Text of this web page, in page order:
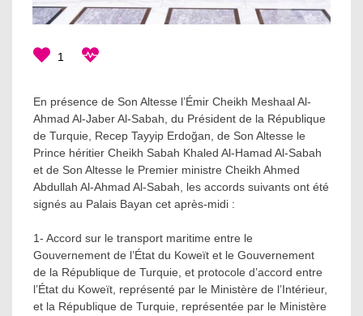
1
En présence de Son Altesse l’Émir Cheikh Meshaal Al-
Ahmad Al-Jaber Al-Sabah, du Président de la République
de Turquie, Recep Tayyip Erdoğan, de Son Altesse le
Prince héritier Cheikh Sabah Khaled Al-Hamad Al-Sabah
et de Son Altesse le Premier ministre Cheikh Ahmed
Abdullah Al-Ahmad Al-Sabah, les accords suivants ont été
signés au Palais Bayan cet après-midi :
1- Accord sur le transport maritime entre le
Gouvernement de l’État du Koweït et le Gouvernement
de la République de Turquie, et protocole d’accord entre
l’État du Koweït, représenté par le Ministère de l’Intérieur,
et la République de Turquie, représentée par le Ministère